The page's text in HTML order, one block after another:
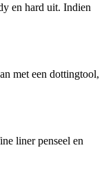
en hard uit.Indien
met een dottingtool,
liner penseel en